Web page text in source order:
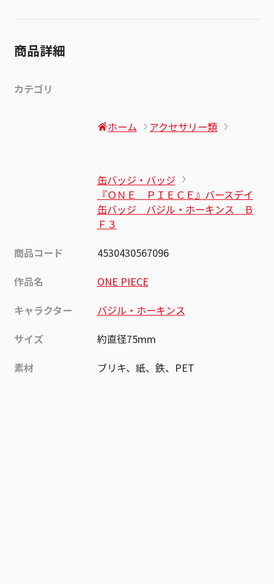
商品詳細
カテゴリ
ホーム アクセサリー類
缶バッジ・バッジ
『ＯＮＥ ＰＩＥＣＥ』バースデイ
缶バッジ バジル・ホーキンス Ｂ
Ｆ３
商品コード
4530430567096
作品名
ONE PIECE
キャラクター
バジル・ホーキンス
サイズ
約直径75mm
素材
ブリキ、紙、鉄、PET